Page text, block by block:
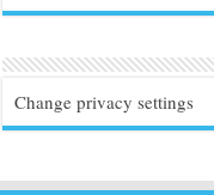
Change privacy settings